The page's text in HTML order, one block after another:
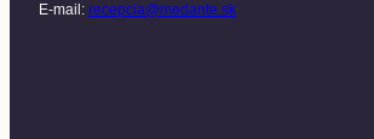
E-mail: recepcia@medante.sk